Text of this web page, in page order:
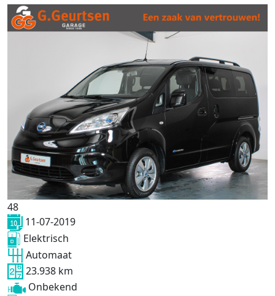
48
11-07-2019
Elektrisch
Automaat
23.938 km
Onbekend